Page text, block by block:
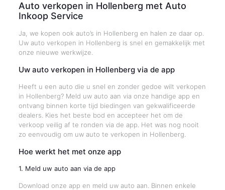
Auto verkopen in Hollenberg met Auto
Inkoop Service
Ja, we kopen ook auto’s in Hollenberg en halen ze daar op.
Uw auto verkopen in Hollenberg is snel en gemakkelijk met
onze nieuwe werkwijze.
Uw auto verkopen in Hollenberg via de app
Heeft u een auto die u snel en zonder gedoe wilt verkopen
in Hollenberg? Meld uw auto aan via onze handige app en
ontvang binnen korte tijd biedingen van gekwalificeerde
dealers. Kies het beste bod en accepteer het om de
verkoop veilig af te ronden via de app. Het was nog nooit
zo eenvoudig om uw auto te verkopen in Hollenberg.
Hoe werkt het met onze app
1. Meld uw auto aan via de app
Download onze app en meld uw auto aan. Binnen enkele